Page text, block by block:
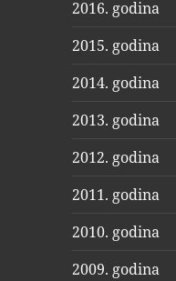
2016. godina
2015. godina
2014. godina
2013. godina
2012. godina
2011. godina
2010. godina
2009. godina